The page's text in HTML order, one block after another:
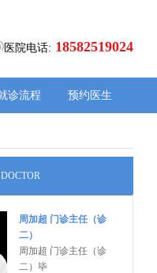
医院电话: 18582519024
诊流程 预约医生
DOCTOR
周加超 门诊主任（诊
二）
周加超 门诊主任（诊
二）毕